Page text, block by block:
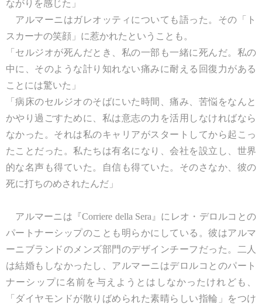
ながりを感じた」
アルマーニはガレオッティについても語った。その「ト
スカーナの笑顔」に惹かれたということも。
「セルジオが死んだとき、私の一部も一緒に死んだ。私の
中に、そのような計り知れない痛みに耐える回復力がある
ことには驚いた」
「病床のセルジオのそばにいた時間、痛み、苦悩をなんと
かやり過ごすために、私は意志の力を活用しなければなら
なかった。それは私のキャリアがスタートしてから起こっ
たことだった。私たちは有名になり、会社を設立し、世界
的な名声も得ていた。自信も得ていた。そのさなか、彼の
死に打ちのめされたんだ」
アルマーニは『Corriere della Sera』にレオ・デロルコとの
パートナーシップのことも明らかにしている。彼はアルマ
ーニブランドのメンズ部門のデザインチーフだった。二人
は結婚もしなかったし、アルマーニはデロルコとのパート
ナーシップに名前を与えようとはしなかったけれども、
「ダイヤモンドが散りばめられた素晴らしい指輪」をつけ